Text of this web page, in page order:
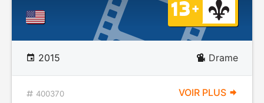
2015 Drame
400370 VOIR PLUS